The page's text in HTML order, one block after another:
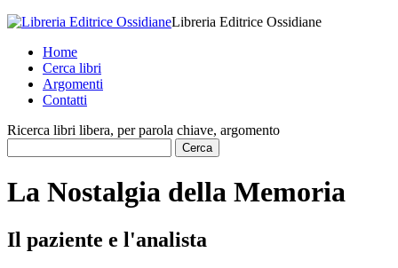
Libreria Editrice Ossidiane
Home
Cerca libri
Argomenti
Contatti
Ricerca libri libera, per parola chiave, argomento
La Nostalgia della Memoria
Il paziente e l'analista